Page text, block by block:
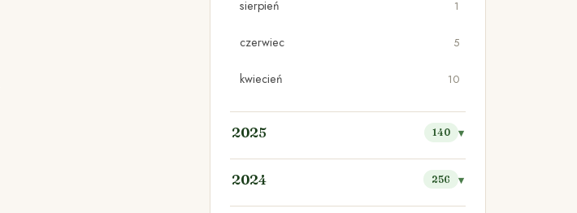
sierpień 1
czerwiec 5
kwiecień 10
2025 140
2024 256